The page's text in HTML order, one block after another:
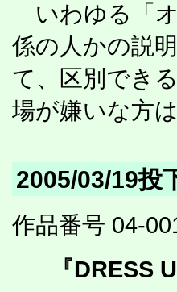
いわゆる「
係の人かの説
て、区別でき
場が嫌いな方
2005/03/19投
作品番号 04-
『DRESS